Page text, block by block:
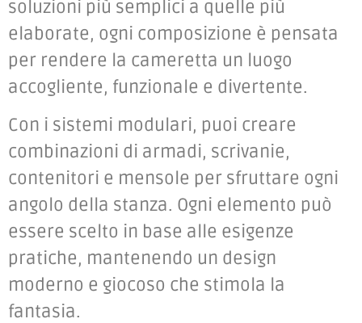
soluzioni più semplici a quelle più
elaborate, ogni composizione è pensata
per rendere la cameretta un luogo
accogliente, funzionale e divertente.
Con i sistemi modulari, puoi creare
combinazioni di armadi, scrivanie,
contenitori e mensole per sfruttare ogni
angolo della stanza. Ogni elemento può
essere scelto in base alle esigenze
pratiche, mantenendo un design
moderno e giocoso che stimola la
fantasia.